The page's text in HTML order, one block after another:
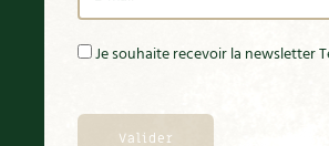
Je souhaite recevoir la newsletter